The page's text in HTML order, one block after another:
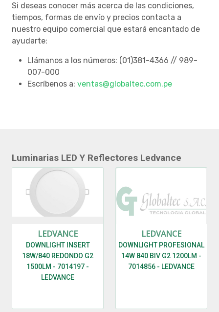
Si deseas conocer más acerca de las condiciones,
tiempos, formas de envío y precios contacta a
nuestro equipo comercial que estará encantado de
ayudarte:
Llámanos a los números: (01)381-4366 // 989-
007-000
Escríbenos a: ventas@globaltec.com.pe
Luminarias LED Y Reflectores Ledvance
LEDVANCE
DOWNLIGHT INSERT
18W/840 REDONDO G2
1500LM - 7014197 -
LEDVANCE
LEDVANCE
DOWNLIGHT PROFESIONAL
14W 840 BIV G2 1200LM -
7014856 - LEDVANCE